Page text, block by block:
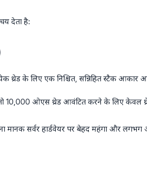
देता है:
थ्रेड के लिए एक निश्चित, सन्निहित स्टैक
10,000 ओएस थ्रेड आवंटित करने के लिए केवल
सर्वर हार्डवेयर पर बेहद महंगा और लगभग